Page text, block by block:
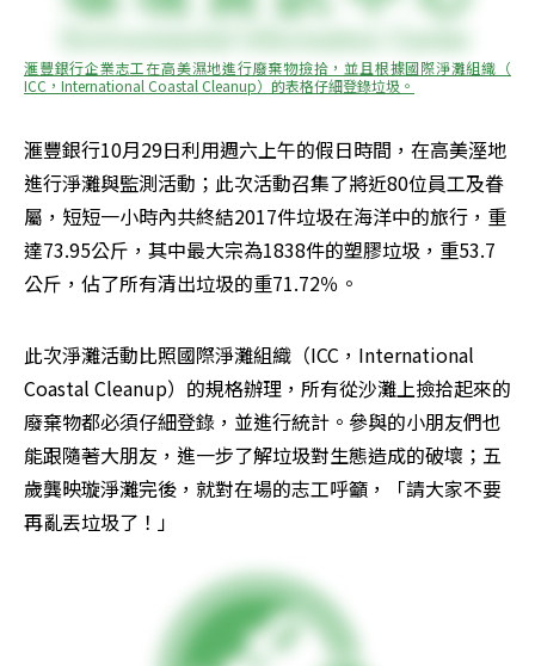
滙豐銀行企業志工在高美濕地進行廢棄物撿拾，並且根據國際淨灘組織（
ICC，International Coastal Cleanup）的表格仔細登錄垃圾。
滙豐銀行10月29日利用週六上午的假日時間，在高美溼地
進行淨灘與監測活動；此次活動召集了將近80位員工及眷
屬，短短一小時內共終結2017件垃圾在海洋中的旅行，重
達73.95公斤，其中最大宗為1838件的塑膠垃圾，重53.7
公斤，佔了所有清出垃圾的重71.72％。
此次淨灘活動比照國際淨灘組織（ICC，International
Coastal Cleanup）的規格辦理，所有從沙灘上撿拾起來的
廢棄物都必須仔細登錄，並進行統計。參與的小朋友們也
能跟隨著大朋友，進一步了解垃圾對生態造成的破壞；五
歲龔映璇淨灘完後，就對在場的志工呼籲，「請大家不要
再亂丟垃圾了！」